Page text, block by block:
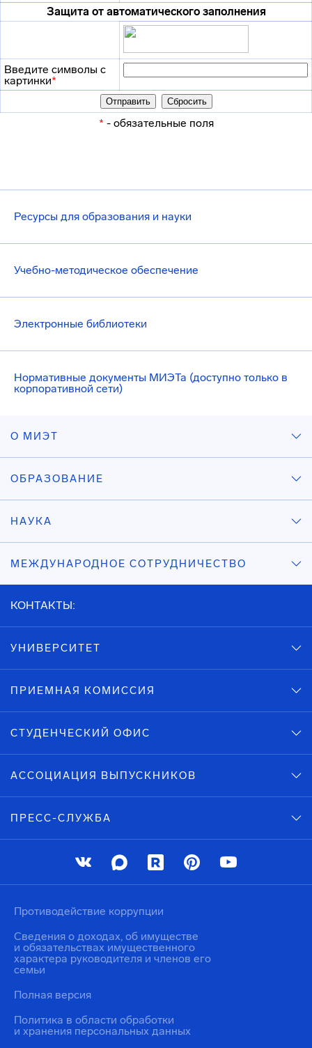
Ресурсы для образования и науки
Учебно-методическое обеспечение
Электронные библиотеки
Нормативные документы МИЭТа (доступно только в
корпоративной сети)
Защита от автоматического заполнения
Введите символы с
картинки*
* - обязательные поля
О МИЭТ
ОБРАЗОВАНИЕ
НАУКА
МЕЖДУНАРОДНОЕ СОТРУДНИЧЕСТВО
КОНТАКТЫ:
УНИВЕРСИТЕТ
ПРИЕМНАЯ КОМИССИЯ
СТУДЕНЧЕСКИЙ ОФИС
АССОЦИАЦИЯ ВЫПУСКНИКОВ
ПРЕСС-СЛУЖБА
Политика в области обработки
и хранения персональных данных
Противодействие коррупции
Сведения о доходах, об имуществе
и обязательствах имущественного
характера руководителя и членов его
семьи
Полная версия